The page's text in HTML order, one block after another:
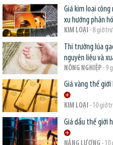
Giá kim loại
xu hướng phân
KIM LOẠI - 8 giờ
Thị trường lúa
nguyên liệu và
NÔNG NGHIỆP- 9
Giá vàng thế giới
KIM LOẠI - 10 giờ
Giá dầu thế giới